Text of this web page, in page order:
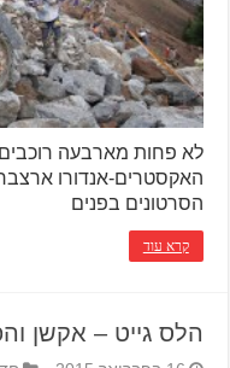
לא פחות מארבעה
האקסטרים-אנדורו
הסרטונים בפנים
קרא עוד
הלס גייט – אקשן